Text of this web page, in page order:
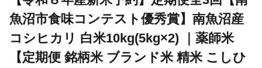
魚沼市食味コンテスト優秀賞】南魚沼産
コシヒカリ 白米10kg(5kg×2) ｜薬師米
【定期便 銘柄米 ブランド米 精米 こしひ